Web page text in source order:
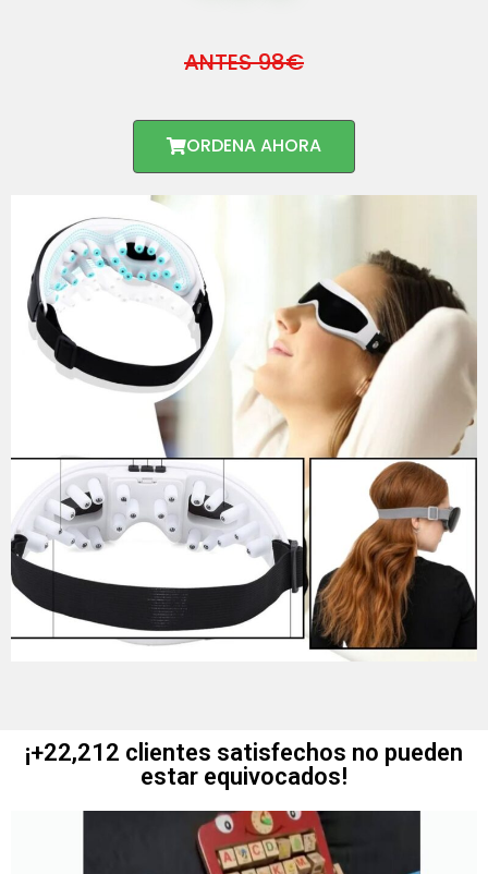
ANTES 98€
ORDENA AHORA
¡+22,212 clientes satisfechos no pueden
estar equivocados!